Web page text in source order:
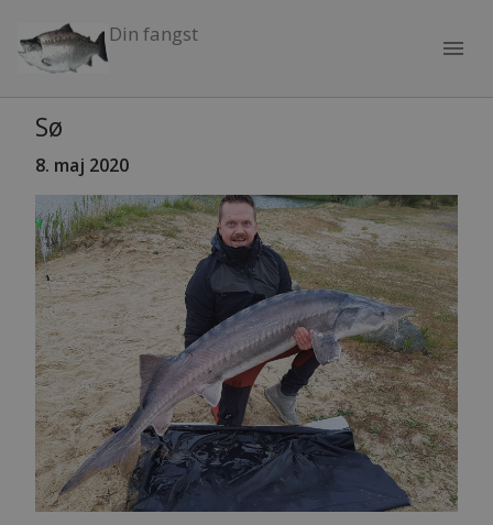
Din fangst
menu
Sø
8. maj 2020